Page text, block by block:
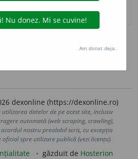
dexonline (https://dexonline.ro)
datelor de pe acest site, inclusiv
automată (web scraping, crawling),
nostru prealabil scris, cu excepția
spre utilizare publică (vezi licența).
găzduit de Hosterion
Am donat deja.